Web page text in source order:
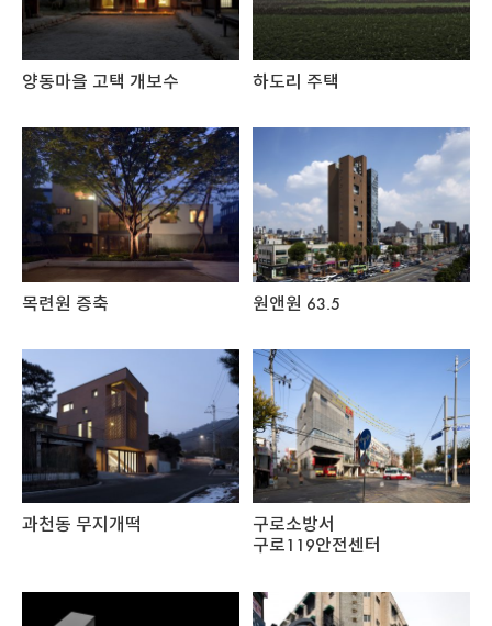
양동마을 고택 개보수 하도리 주택
목련원 증축 원앤원 63.5
과천동 무지개떡
구로소방서
구로119안전센터